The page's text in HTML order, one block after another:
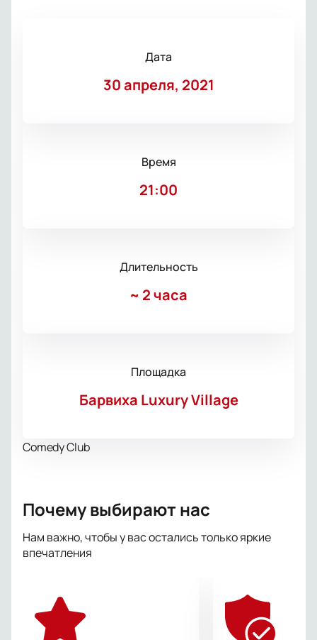
Дата
30 апреля, 2021
Время
21:00
Длительность
~ 2 часа
Площадка
Барвиха Luxury Village
Comedy Club
Почему выбирают нас
Нам важно, чтобы у вас остались только яркие
впечатления